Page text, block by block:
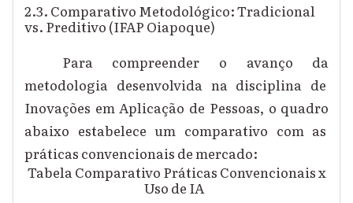
2.3. Comparativo Metodológico: Tradicional
vs. Preditivo (IFAP Oiapoque)
Para compreender o avanço da
metodologia desenvolvida na disciplina de
Inovações em Aplicação de Pessoas, o quadro
abaixo estabelece um comparativo com as
práticas convencionais de mercado:
Tabela Comparativo Práticas Convencionais x
Uso de IA